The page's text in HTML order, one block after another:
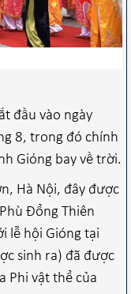
đầu vào ngày
8, trong đó chính
Gióng bay về trời.
Hà Nội, đây được
Đổng Thiên
lễ hội Gióng tại
sinh ra) đã được
Phi vật thể của